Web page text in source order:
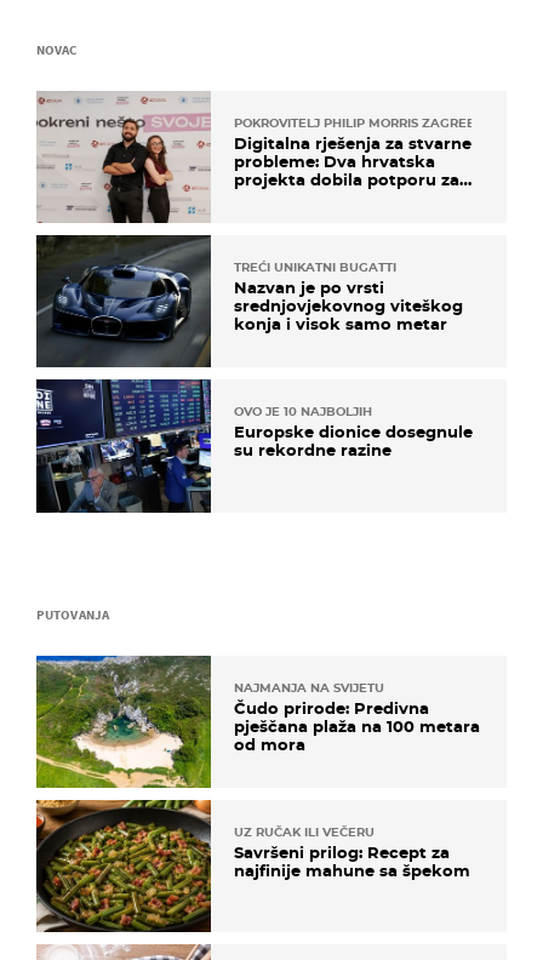
PUTOVANJA
NAJMANJA NA SVIJETU
Čudo prirode: Predivna
pješčana plaža na 100 metara
od mora
UZ RUČAK ILI VEČERU
Savršeni prilog: Recept za
najfinije mahune sa špekom
NOVAC
POKROVITELJ PHILIP MORRIS ZAGREB
Digitalna rješenja za stvarne
probleme: Dva hrvatska
projekta dobila potporu za
TREĆI UNIKATNI BUGATTI
Nazvan je po vrsti
srednjovjekovnog viteškog
konja i visok samo metar
OVO JE 10 NAJBOLJIH
Europske dionice dosegnule
su rekordne razine